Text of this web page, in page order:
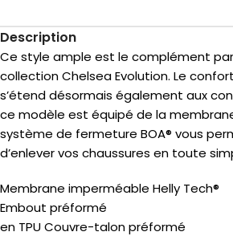
Description
Ce style ample est le complément
collection Chelsea Evolution. Le
s’étend désormais également aux
ce modèle est équipé de la membrane
système de fermeture BOA® vous
d’enlever vos chaussures en toute
Membrane imperméable Helly Tech®
Embout préformé
en TPU Couvre-talon préformé